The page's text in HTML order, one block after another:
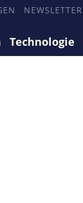
NEWSLETTER
Technologie